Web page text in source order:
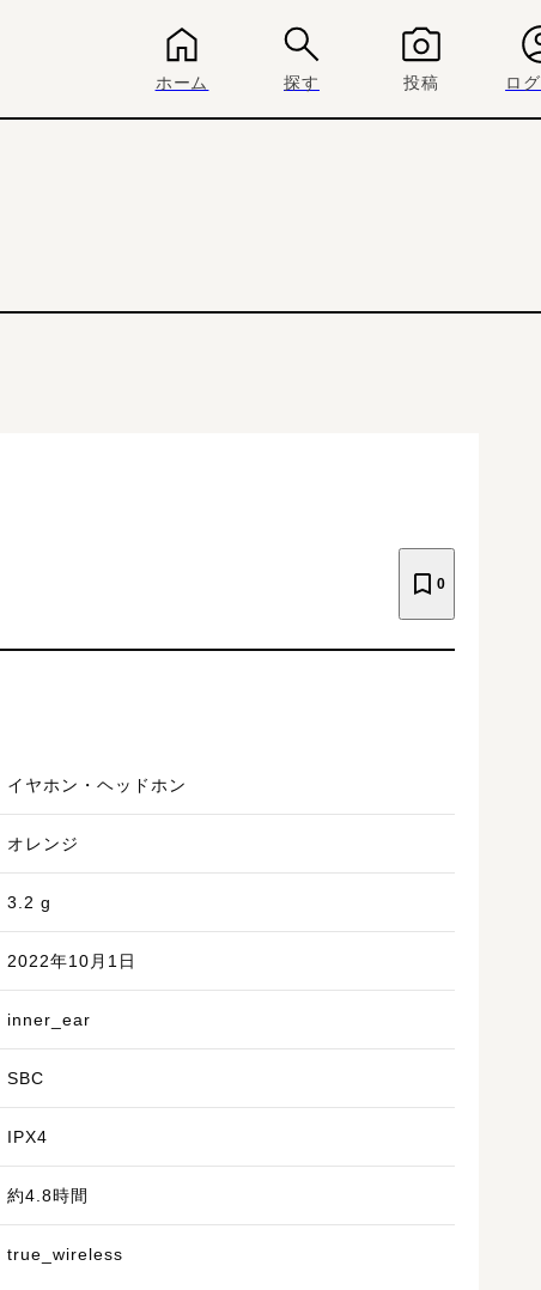
ホーム 探す 投稿 ロ
0
イヤホン・ヘッドホン
オレンジ
3.2 g
2022年10月1日
inner_ear
SBC
IPX4
約4.8時間
true_wireless